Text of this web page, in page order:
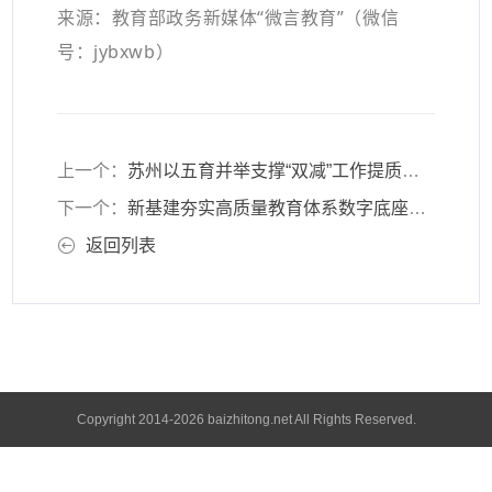
来源：教育部政务新媒体“微言教育”（微信
号：jybxwb）
上一个： 苏州以五育并举支撑“双减”工作提质增效
下一个：新基建夯实高质量教育体系数字底座——教育数字化苏州新实践（一）
返回列表
Copyright 2014-2026 baizhitong.net All Rights Reserved.